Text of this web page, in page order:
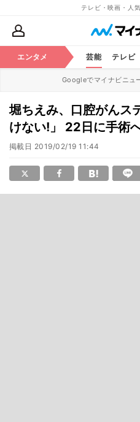
テレビ・映画・人
エンタメ 芸能 テレビ
Googleでマイナビニュ
堀ちえみ、口腔がんス
けない!」 22日に手術
掲載日 2019/02/19 11:44